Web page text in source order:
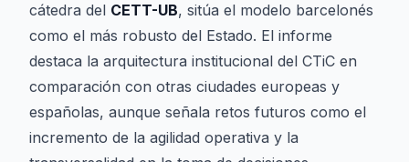
cátedra del CETT-UB, sitúa el modelo barcelonés
como el más robusto del Estado. El informe
destaca la arquitectura institucional del CTiC en
comparación con otras ciudades europeas y
españolas, aunque señala retos futuros como el
incremento de la agilidad operativa y la